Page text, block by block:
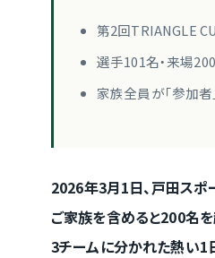
第2回TRIANGLE
選手101名・来場
家族全員が「参加
2026年3月1日、戸田スポ
ご家族を含めると200名を
3チームに分かれた熱い1